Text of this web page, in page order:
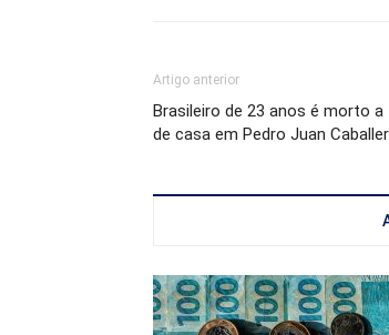
Artigo anterior
Brasileiro de 23 anos é morto
de casa em Pedro Juan